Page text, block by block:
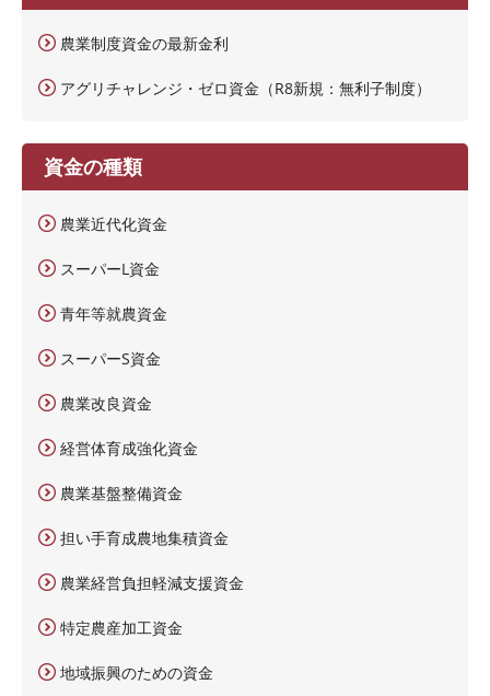
農業制度資金の最新金利
アグリチャレンジ・ゼロ資金（R8新規：無利子制度）
資金の種類
農業近代化資金
スーパーL資金
青年等就農資金
スーパーS資金
農業改良資金
経営体育成強化資金
農業基盤整備資金
担い手育成農地集積資金
農業経営負担軽減支援資金
特定農産加工資金
地域振興のための資金